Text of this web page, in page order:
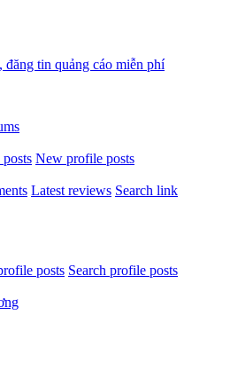
New profile posts
Latest reviews Search link
posts Search profile posts